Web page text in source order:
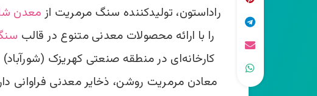
راداستون، تولیدکننده سنگ مرمریت از معدن
را با ارائه محصولات معدنی متنوع در قالب
کارخانه‌‌­ای در منطقه صنعتی کهریزک
معادن مرمریت روشن، ذخایر معدنی فراوانی